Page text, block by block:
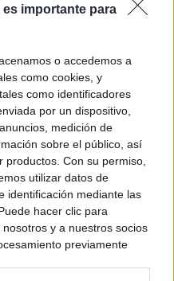
importante para
o accedemos a
como cookies, y
como identificadores
por un dispositivo,
medición de
sobre el público, así
Con su permiso,
utilizar datos de
identificación mediante las
hacer clic para
y a nuestros socios
previamente